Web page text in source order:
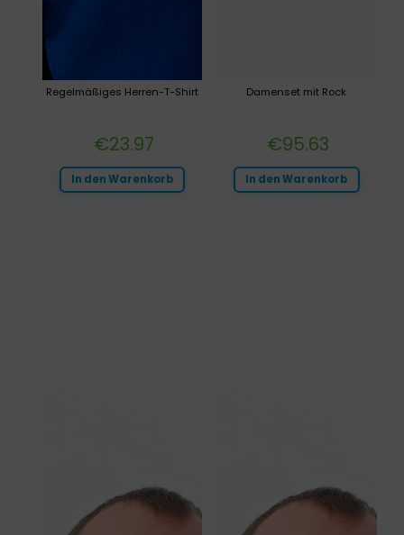
Damenset mit Rock
€95.63
In den Warenkorb
Regelmäßiges Herren-T-Shirt
€23.97
In den Warenkorb